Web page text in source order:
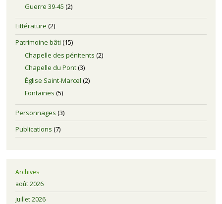
Guerre 39-45 (2)
Littérature (2)
Patrimoine bâti (15)
Chapelle des pénitents (2)
Chapelle du Pont(3)
Église Saint-Marcel (2)
Fontaines (5)
Personnages (3)
Publications (7)
Archives
août 2026
juillet 2026